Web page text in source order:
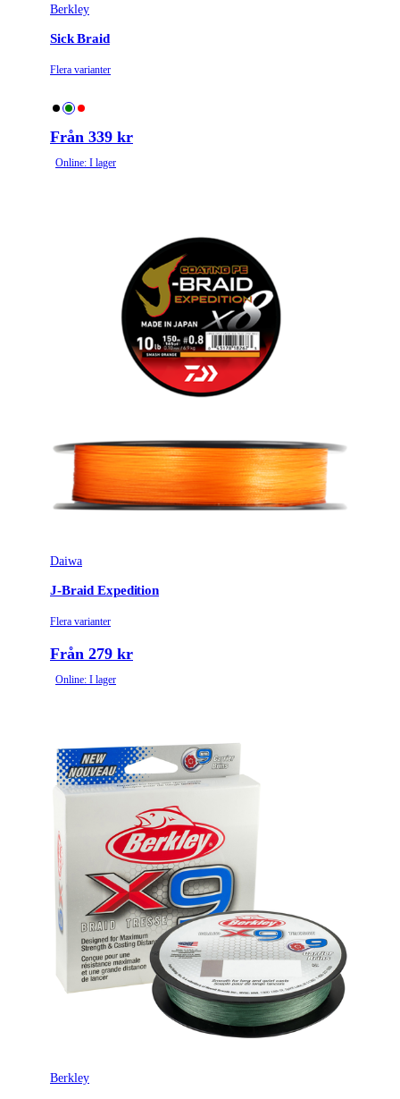
Berkley
Sick Braid
Flera varianter
Från 339 kr
Online: I lager
Daiwa
J-Braid Expedition
Flera varianter
Från 279 kr
Online: I lager
Berkley